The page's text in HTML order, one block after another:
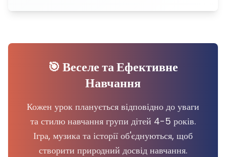
🎯 Веселе та Ефективне
Навчання
Кожен урок планується відповідно до уваги
та стилю навчання групи дітей 4-5 років.
Ігра, музика та історії об'єднуються, щоб
створити природний досвід навчання.